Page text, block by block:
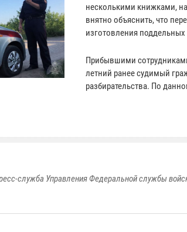
несколькими книжками,
внятно объяснить, что
изготовления
Прибывшими
летний ранее судимый
разбирательства. По
служба Управления Федеральной службы